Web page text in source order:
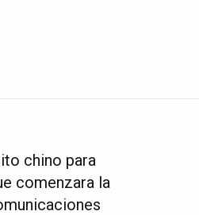
chino para
comenzara la